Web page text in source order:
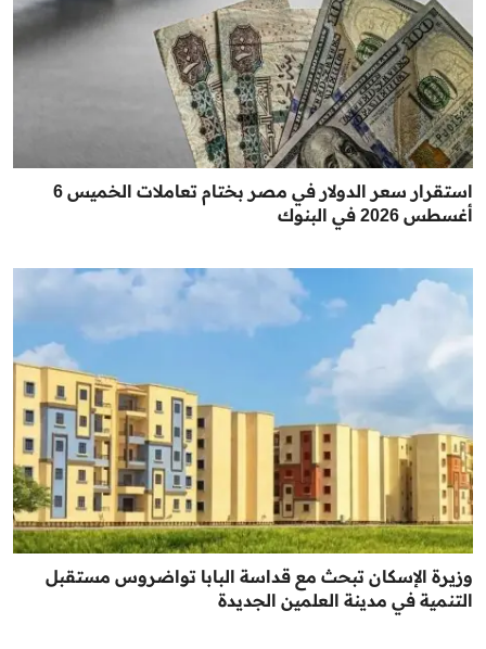
استقرار سعر الدولار في مصر بختام تعاملات الخميس 6
أغسطس 2026 في البنوك
وزيرة الإسكان تبحث مع قداسة البابا تواضروس مستقبل
التنمية في مدينة العلمين الجديدة